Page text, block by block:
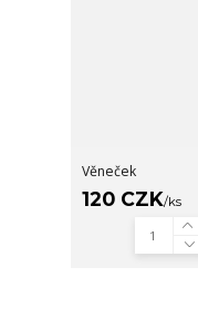
Věneček
120 CZK/ks